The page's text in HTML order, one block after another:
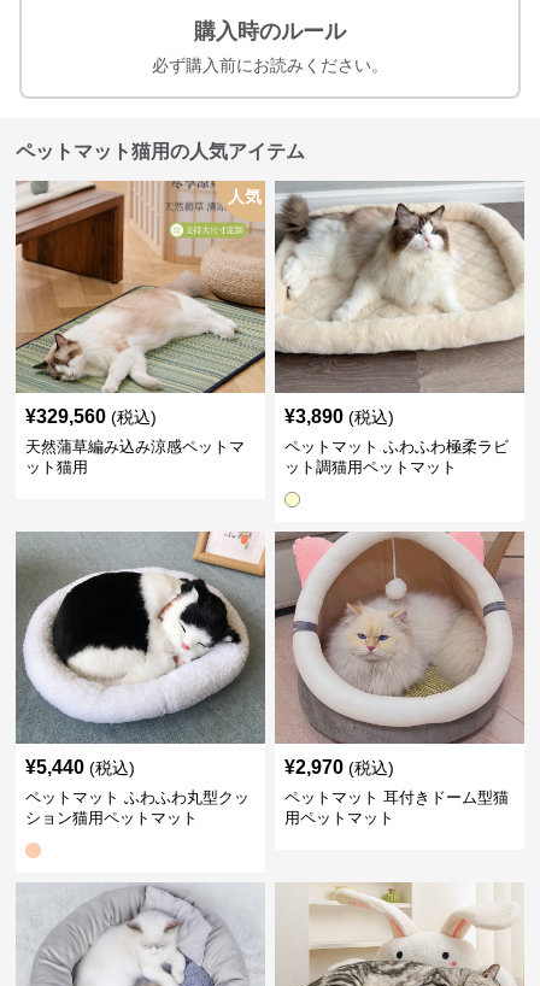
購入時のルール
必ず購入前にお読みください。
ペットマット猫用の人気アイテム
人気
¥329,560 (税込)
天然蒲草編み込み涼感ペットマ
ット猫用
¥3,890 (税込)
ペットマット ふわふわ極柔ラビ
ット調猫用ペットマット
¥5,440 (税込)
ペットマット ふわふわ丸型クッ
ション猫用ペットマット
¥2,970 (税込)
ペットマット 耳付きドーム型猫
用ペットマット